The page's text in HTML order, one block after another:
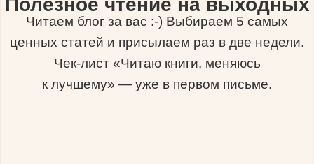
Полезное чтение на выходных
Читаем блог за вас :-) Выбираем 5 самых
ценных статей и присылаем раз в две недели.
Чек-лист «Читаю книги, меняюсь
к лучшему» — уже в первом письме.